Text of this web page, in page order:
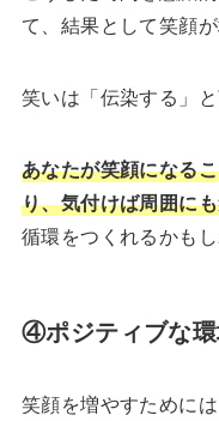
て、結果として笑顔が
笑いは「伝染する」と
あなたが笑顔になる
り、気付けば周囲に
循環をつくれるかもし
④ポジティブな環
笑顔を増やすために